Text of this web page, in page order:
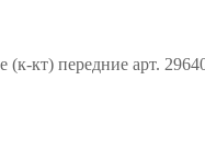
кт) передние арт.